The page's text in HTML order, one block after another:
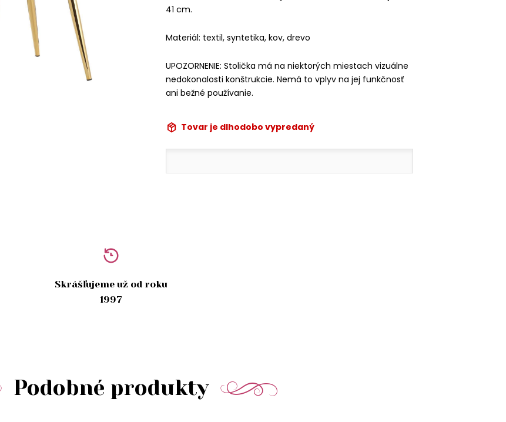
41 cm.
Materiál: textil, syntetika, kov, drevo
UPOZORNENIE: Stolička má na niektorých miestach vizuálne
nedokonalosti konštrukcie. Nemá to vplyv na jej funkčnosť
ani bežné používanie.
Tovar je dlhodobo vypredaný
Skrášľujeme už od roku
1997
Podobné produkty